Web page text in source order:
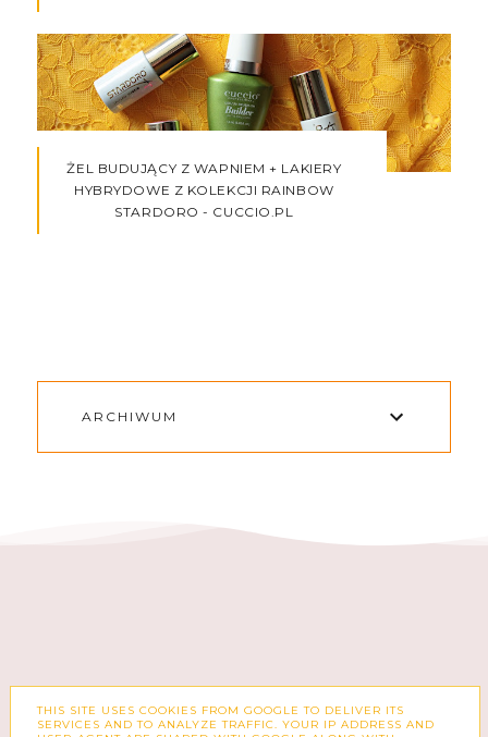
ŻEL BUDUJĄCY Z WAPNIEM + LAKIERY
HYBRYDOWE Z KOLEKCJI RAINBOW
STARDORO - CUCCIO.PL
ARCHIWUM
FACEBOOK INSTAGRAM
THIS SITE USES COOKIES FROM GOOGLE TO DELIVER ITS
SERVICES AND TO ANALYZE TRAFFIC. YOUR IP ADDRESS AND